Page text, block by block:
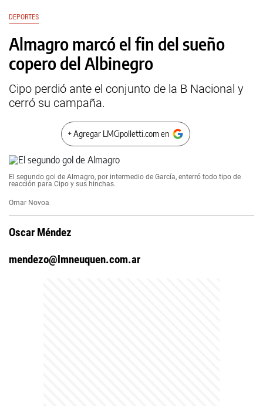
DEPORTES
Almagro marcó el fin del sueño
copero del Albinegro
Cipo perdió ante el conjunto de la B Nacional y
cerró su campaña.
+ Agregar LMCipolletti.com en
El segundo gol de Almagro, por intermedio de García, enterró todo tipo de
reacción para Cipo y sus hinchas.
Omar Novoa
Oscar Méndez
mendezo@lmneuquen.com.ar